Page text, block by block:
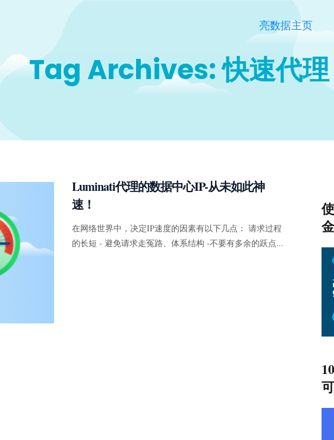
亮数据主页
Tag Archives: 快速代理
Luminati代理的数据中心IP-从未如此神
速！
在网络世界中，决定IP速度的因素有以下几点： 请求过程
的长短 - 避免请求走冤路、体系结构 -不要有多余的跃点...